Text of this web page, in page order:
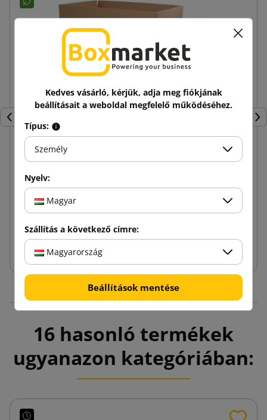
Előző
Barna hullámkarton doboz K020 BC 600x400x400
Kosárba
16 hasonló termékek
ugyanazon kategóriában:
Kedves vásárló, kérjük, adja meg fiókjának
beállításait a weboldal megfelelő működéséhez.
Típus:
Személy
Nyelv:
Magyar
Szállítás a következő címre:
Magyarország
Beállítások mentése